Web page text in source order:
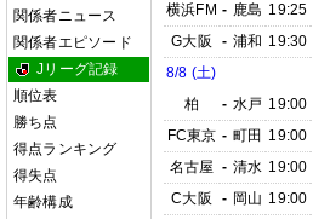
関係者ニュース
関係者エピソード
Jリーグ記録
順位表
勝ち点
得点ランキング
得失点
年齢構成
横浜FM - 鹿島 19:25
G大阪
- 浦和 19:30
8/8 (土)
柏
- 水戸 19:00
FC東京 - 町田 19:00
名古屋 - 清水 19:00
C大阪
- 岡山 19:00